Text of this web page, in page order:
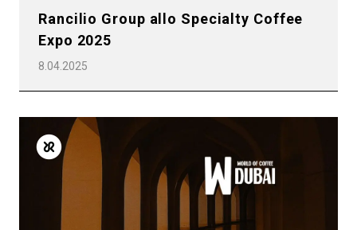
Rancilio Group allo Specialty Coffee
Expo 2025
8.04.2025